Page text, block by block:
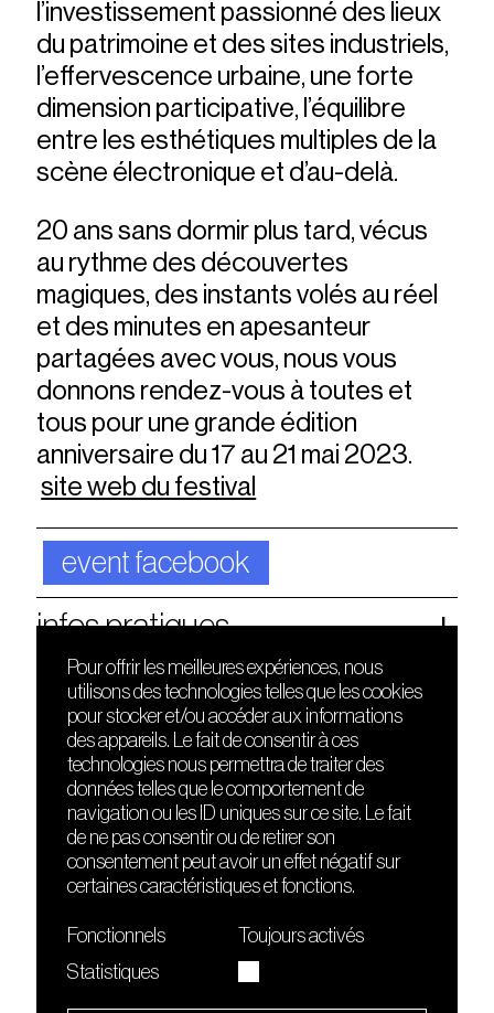
l’investissement passionné des lieux
du patrimoine et des sites industriels,
l’effervescence urbaine, une forte
dimension participative, l’équilibre
entre les esthétiques multiples de la
scène électronique et d’au-delà.
20 ans sans dormir plus tard, vécus
au rythme des découvertes
magiques, des instants volés au réel
et des minutes en apesanteur
partagées avec vous, nous vous
donnons rendez-vous à toutes et
tous pour une grande édition
anniversaire du 17 au 21 mai 2023.
site web du festival
event facebook
infos pratiques
DÉCOUVRIR
Le lieu
Contact
Presse
Cours de DJing
TMLAB
FRIENDS
Nuits sonores
HEAT
Hôtel71
La Gaîté Lyrique
Le Sucre fait partie de
Pour offrir les meilleures expériences, nous
utilisons des technologies telles que les cookies
pour stocker et/ou accéder aux informations
des appareils. Le fait de consentir à ces
technologies nous permettra de traiter des
données telles que le comportement de
navigation ou les ID uniques sur ce site. Le fait
de ne pas consentir ou de retirer son
consentement peut avoir un effet négatif sur
certaines caractéristiques et fonctions.
Fonctionnels
Toujours activés
Statistiques